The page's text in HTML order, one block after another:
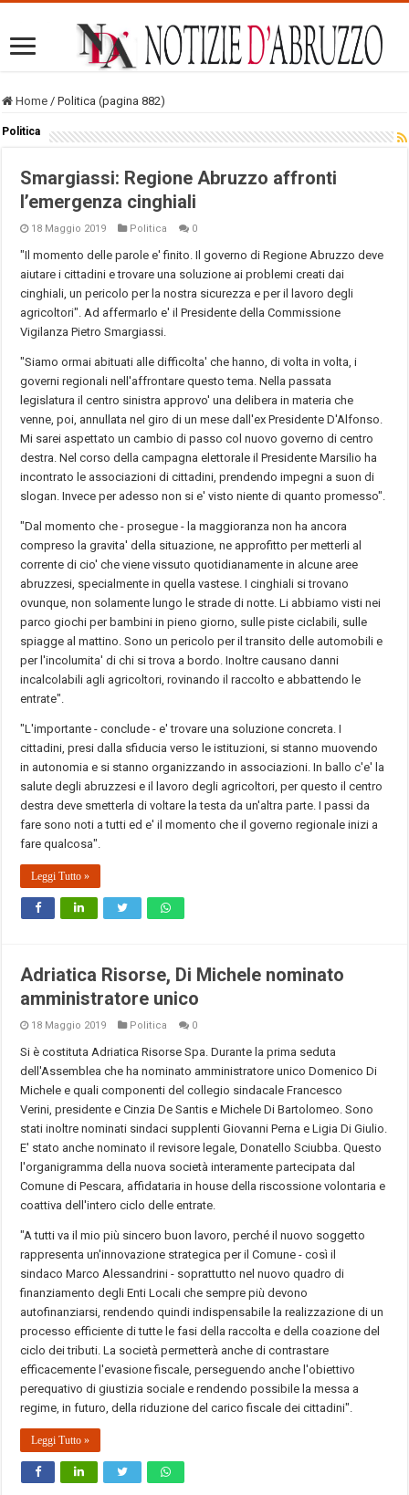
Home / Politica (pagina 882)
Politica
Smargiassi: Regione Abruzzo affronti
l’emergenza cinghiali
18 Maggio 2019 Politica 0
"Il momento delle parole e' finito. Il governo di Regione Abruzzo deve
aiutare i cittadini e trovare una soluzione ai problemi creati dai
cinghiali, un pericolo per la nostra sicurezza e per il lavoro degli
agricoltori". Ad affermarlo e' il Presidente della Commissione
Vigilanza Pietro Smargiassi.
"Siamo ormai abituati alle difficolta' che hanno, di volta in volta, i
governi regionali nell'affrontare questo tema. Nella passata
legislatura il centro sinistra approvo' una delibera in materia che
venne, poi, annullata nel giro di un mese dall'ex Presidente D'Alfonso.
Mi sarei aspettato un cambio di passo col nuovo governo di centro
destra. Nel corso della campagna elettorale il Presidente Marsilio ha
incontrato le associazioni di cittadini, prendendo impegni a suon di
slogan. Invece per adesso non si e' visto niente di quanto promesso".
"Dal momento che - prosegue - la maggioranza non ha ancora
compreso la gravita' della situazione, ne approfitto per metterli al
corrente di cio' che viene vissuto quotidianamente in alcune aree
abruzzesi, specialmente in quella vastese. I cinghiali si trovano
ovunque, non solamente lungo le strade di notte. Li abbiamo visti nei
parco giochi per bambini in pieno giorno, sulle piste ciclabili, sulle
spiagge al mattino. Sono un pericolo per il transito delle automobili e
per l'incolumita' di chi si trova a bordo. Inoltre causano danni
incalcolabili agli agricoltori, rovinando il raccolto e abbattendo le
entrate".
"L'importante - conclude - e' trovare una soluzione concreta. I
cittadini, presi dalla sfiducia verso le istituzioni, si stanno muovendo
in autonomia e si stanno organizzando in associazioni. In ballo c'e' la
salute degli abruzzesi e il lavoro degli agricoltori, per questo il centro
destra deve smetterla di voltare la testa da un'altra parte. I passi da
fare sono noti a tutti ed e' il momento che il governo regionale inizi a
fare qualcosa".
Leggi Tutto »
Adriatica Risorse, Di Michele nominato
amministratore unico
18 Maggio 2019 Politica 0
Si è costituta Adriatica Risorse Spa. Durante la prima seduta
dell'Assemblea che ha nominato amministratore unico Domenico Di
Michele e quali componenti del collegio sindacale Francesco
Verini, presidente e Cinzia De Santis e Michele Di Bartolomeo. Sono
stati inoltre nominati sindaci supplenti Giovanni Perna e Ligia Di Giulio.
E' stato anche nominato il revisore legale, Donatello Sciubba. Questo
l'organigramma della nuova società interamente partecipata dal
Comune di Pescara, affidataria in house della riscossione volontaria e
coattiva dell'intero ciclo delle entrate.
"A tutti va il mio più sincero buon lavoro, perché il nuovo soggetto
rappresenta un'innovazione strategica per il Comune - così il
sindaco Marco Alessandrini - soprattutto nel nuovo quadro di
finanziamento degli Enti Locali che sempre più devono
autofinanziarsi, rendendo quindi indispensabile la realizzazione di un
processo efficiente di tutte le fasi della raccolta e della coazione del
ciclo dei tributi. La società permetterà anche di contrastare
efficacemente l'evasione fiscale, perseguendo anche l'obiettivo
perequativo di giustizia sociale e rendendo possibile la messa a
regime, in futuro, della riduzione del carico fiscale dei cittadini".
Leggi Tutto »